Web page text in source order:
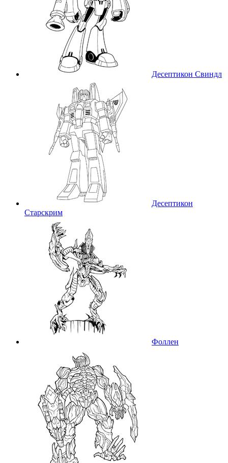
Десептикон Свиндл
Десептикон
Старскрим
Фоллен